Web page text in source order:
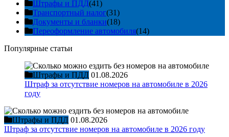
Штрафы и ПДД(41)
Транспортный налог(31)
Документы и бланки(18)
Переоформление автомобиля(14)
Популярные статьи
Штрафы и ПДД 01.08.2026
Штраф за отсутствие номеров на автомобиле в 2026
году
Штрафы и ПДД 01.08.2026
Штраф за отсутствие номеров на автомобиле в 2026 году